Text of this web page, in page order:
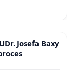
Josefa Baxy